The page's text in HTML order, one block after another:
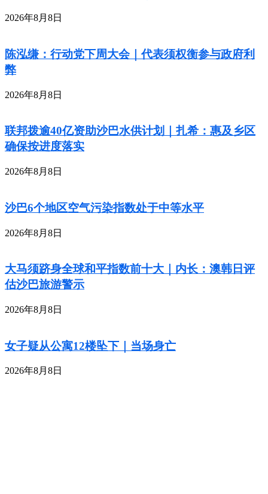
2026年8月8日
陈泓缣：行动党下周大会｜代表须权衡参与政府利
弊
2026年8月8日
联邦拨逾40亿资助沙巴水供计划｜扎希：惠及乡区
确保按进度落实
2026年8月8日
沙巴6个地区空气污染指数处于中等水平
2026年8月8日
大马须跻身全球和平指数前十大｜内长：澳韩日评
估沙巴旅游警示
2026年8月8日
女子疑从公寓12楼坠下｜当场身亡
2026年8月8日